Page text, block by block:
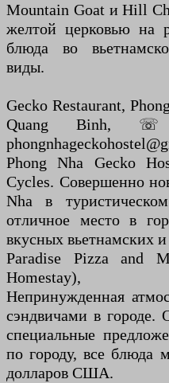
Mountain Goat и Hill
желтой церковью на
блюда во
виды.
Gecko Restaurant,
Quang Binh, ☏
Phong Nha Gecko
Cycles. Совершенно
Nha в
отличное место в
вкусных вьетнамских
Paradise Pizza and
Homestay),
Непринужденная
сэндвичами в городе.
специальные
по городу, все блюда
долларов США.